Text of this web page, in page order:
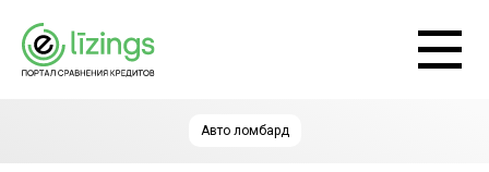
Авто ломбард